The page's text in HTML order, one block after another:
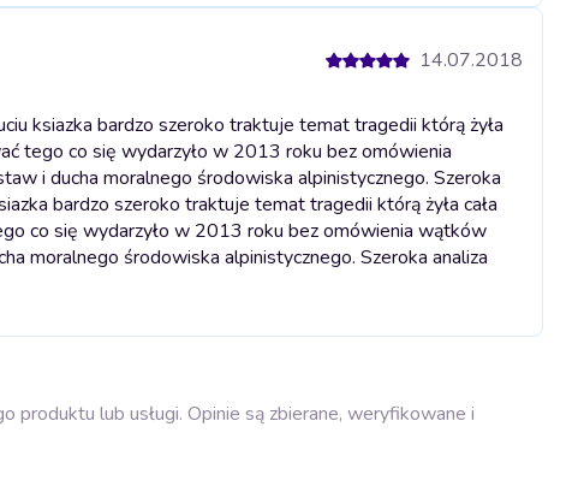
14.07.2018
ksiazka bardzo szeroko traktuje temat tragedii którą żyła
tego co się wydarzyło w 2013 roku bez omówienia
i ducha moralnego środowiska alpinistycznego. Szeroka
bardzo szeroko traktuje temat tragedii którą żyła cała
co się wydarzyło w 2013 roku bez omówienia wątków
moralnego środowiska alpinistycznego. Szeroka analiza
produktu lub usługi. Opinie są zbierane, weryfikowane i